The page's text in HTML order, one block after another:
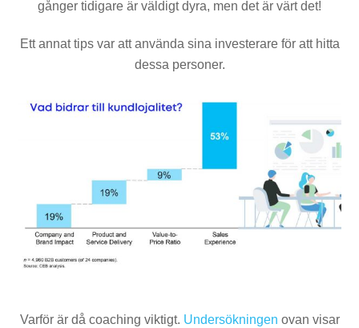
gånger tidigare är väldigt dyra, men det är värt det!
Ett annat tips var att använda sina investerare för att hitta
dessa personer.
Varför är då coaching viktigt. Undersökningen ovan visar